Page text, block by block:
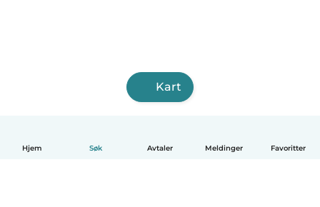
Hjem Søk Avtaler Meldinger Favoritter
Kart